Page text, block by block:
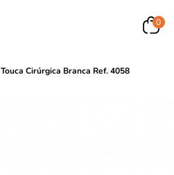
0
Touca Cirúrgica Branca Ref. 4058